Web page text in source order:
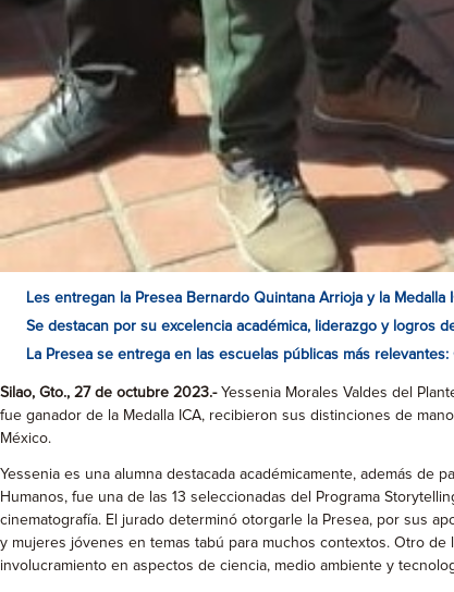
Les entregan la Presea Bernardo Quintana Arrioja y la Medalla
Se destacan por su excelencia académica, liderazgo y logros
La Presea se entrega en las escuelas públicas más relevantes:
Silao, Gto., 27 de octubre 2023.-Yessenia Morales Valdes del
fue ganador de la Medalla ICA, recibieron sus distinciones de
México.
Yessenia es una alumna destacada académicamente, además de
Humanos, fue una de las 13 seleccionadas del Programa
cinematografía. El jurado determinó otorgarle la Presea, por sus
y mujeres jóvenes en temas tabú para muchos contextos. Otro
involucramiento en aspectos de ciencia, medio ambiente y